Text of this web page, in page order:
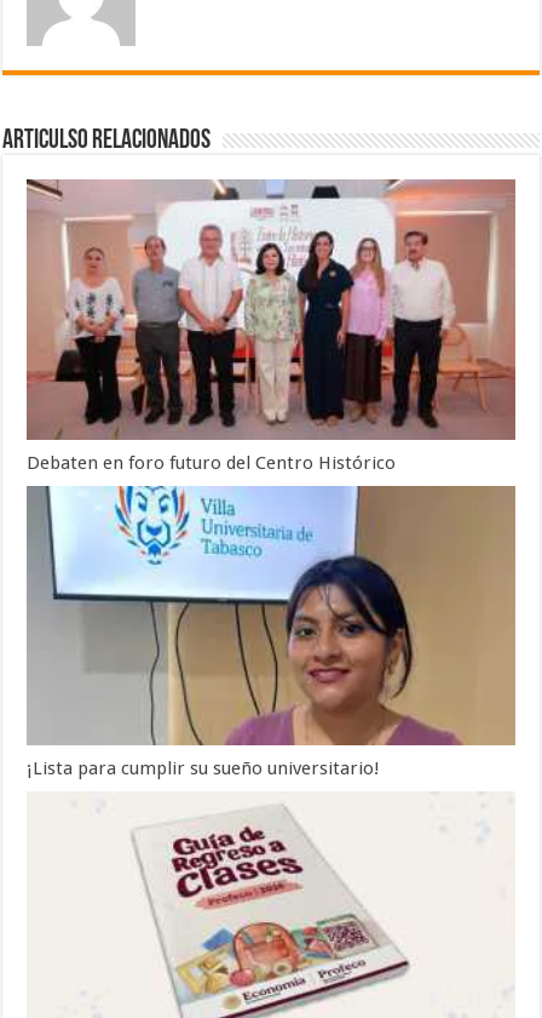
Articulso Relacionados
Debaten en foro futuro del Centro Histórico
¡Lista para cumplir su sueño universitario!